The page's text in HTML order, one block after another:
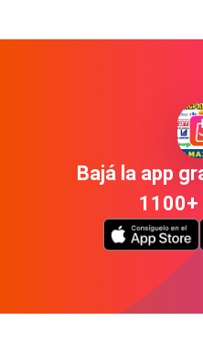
Bajá la app
1100+